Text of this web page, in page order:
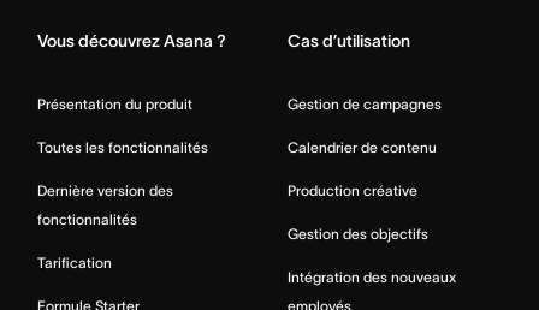
Vous découvrez Asana ?
Présentation du produit
Toutes les fonctionnalités
Dernière version des
fonctionnalités
Tarification
Formule Starter
Cas d’utilisation
Gestion de campagnes
Calendrier de contenu
Production créative
Gestion des objectifs
Intégration des nouveaux
employés